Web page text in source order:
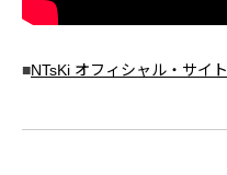
■NTsKi オフィシャル・サイト